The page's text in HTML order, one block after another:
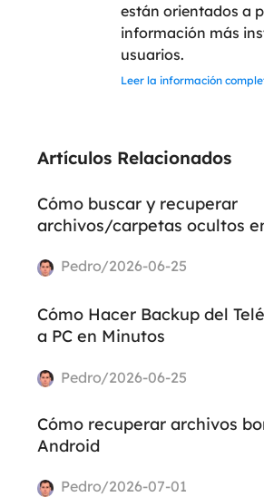
están orientados a
información más
usuarios.
Leer la información
Artículos Relacionados
Cómo buscar y recuperar
archivos/carpetas ocultos
Pedro/2026-06-25
Cómo Hacer Backup del
a PC en Minutos
Pedro/2026-06-25
Cómo recuperar archivos
Android
Pedro/2026-07-01